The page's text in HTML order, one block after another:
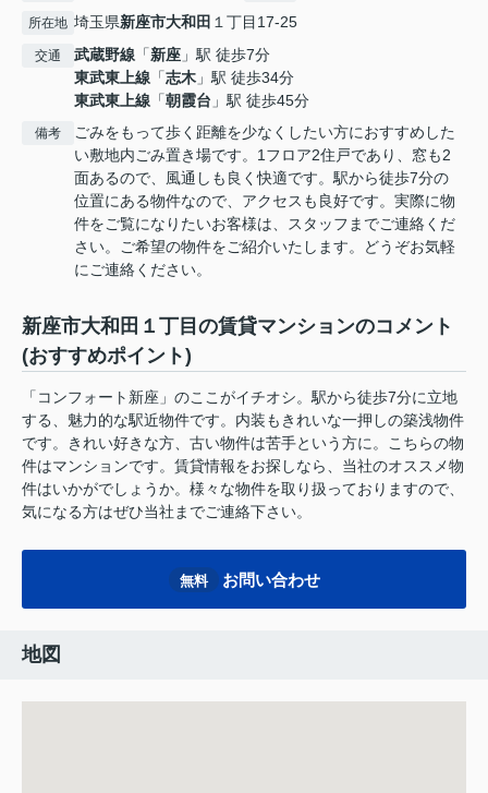
所在地 埼玉県新座市大和田 １丁目17-25
交通 武蔵野線 「新座 」駅 徒歩7分
東武東上線 「志木 」駅 徒歩34分
東武東上線 「朝霞台 」駅 徒歩45分
備考
ごみをもって歩く距離を少なくしたい方におすすめした
い敷地内ごみ置き場です。1フロア2住戸であり、窓も2
面あるので、風通しも良く快適です。駅から徒歩7分の
位置にある物件なので、アクセスも良好です。実際に物
件をご覧になりたいお客様は、スタッフまでご連絡くだ
さい。ご希望の物件をご紹介いたします。どうぞお気軽
にご連絡ください。
新座市大和田１丁目の賃貸マンションのコメント
(おすすめポイント)
「コンフォート新座」のここがイチオシ。駅から徒歩7分に立地
する、魅力的な駅近物件です。内装もきれいな一押しの築浅物件
です。きれい好きな方、古い物件は苦手という方に。こちらの物
件はマンションです。賃貸情報をお探しなら、当社のオススメ物
件はいかがでしょうか。様々な物件を取り扱っておりますので、
気になる方はぜひ当社までご連絡下さい。
無料 お問い合わせ
地図